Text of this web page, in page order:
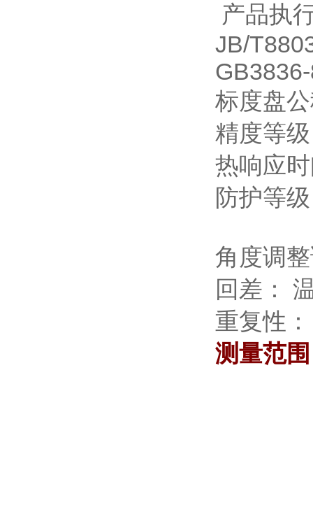
产品执
JB/
标度盘
精度等
热响应
防护等
角度调
回差：
重复性
测量范